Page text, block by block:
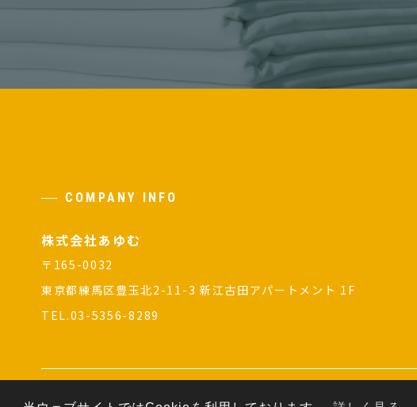
COMPANY INFO
株式会社あゆむ
〒165-0032
東京都練馬区豊玉北2-11-3 新江古田アパートメント 1F
TEL.03-5356-8289